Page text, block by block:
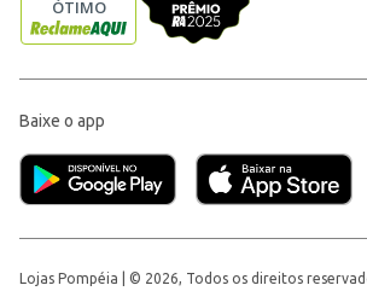
Baixe o app
Lojas Pompéia | © 2026, Todos os direitos